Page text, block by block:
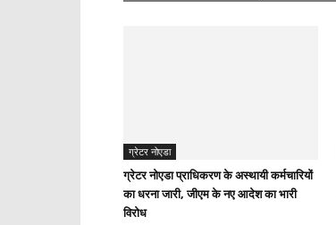
ग्रेटर नोएडा
ग्रेटर नोएडा प्राधिकरण के अस्थायी कर्मचारियों
का धरना जारी, जीएम के नए आदेश का भारी
विरोध